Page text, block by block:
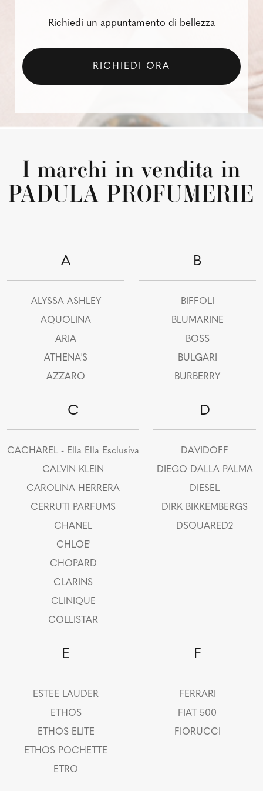
Richiedi un appuntamento di bellezza
RICHIEDI ORA
I marchi in vendita in
PADULA PROFUMERIE
A
ALYSSA ASHLEY
AQUOLINA
ARIA
ATHENA'S
AZZARO
B
BIFFOLI
BLUMARINE
BOSS
BULGARI
BURBERRY
C
CACHAREL - Ella Ella Esclusiva
CALVIN KLEIN
CAROLINA HERRERA
CERRUTI PARFUMS
CHANEL
CHLOE'
CHOPARD
CLARINS
CLINIQUE
COLLISTAR
D
DAVIDOFF
DIEGO DALLA PALMA
DIESEL
DIRK BIKKEMBERGS
DSQUARED2
E
ESTEE LAUDER
ETHOS
ETHOS ELITE
ETHOS POCHETTE
ETRO
F
FERRARI
FIAT 500
FIORUCCI